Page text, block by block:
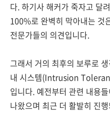
다. 하기사 해커가 죽자고 달
100%로 완벽히 막아내는 것
전문가들의 의견입니다.
그래서 거의 최후의 보루로
내 시스템(Intrusion
입니다. 예전부터 관련 내용
나왔으며 최근 더 활발히 진